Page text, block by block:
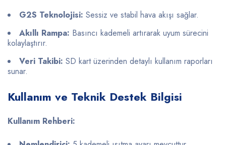
G2S Teknolojisi: Sessiz ve stabil hava akışı sağlar.
Akıllı Rampa: Basıncı kademeli artırarak uyum sürecini
kolaylaştırır.
Veri Takibi: SD kart üzerinden detaylı kullanım raporları
sunar.
Kullanım ve Teknik Destek Bilgisi
Kullanım Rehberi: